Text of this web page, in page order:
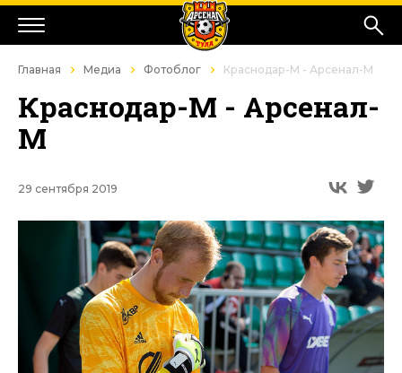
Главная Медиа Фотоблог Краснодар-М - Арсенал-М
Краснодар-М - Арсенал-
М
29 сентября 2019